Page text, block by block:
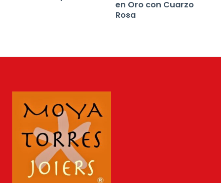
en Oro con Cuarzo
Rosa